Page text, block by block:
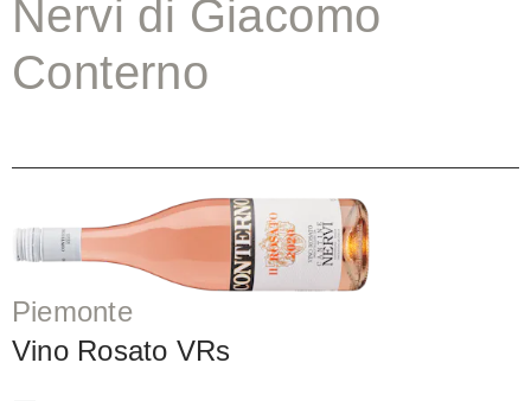
Nervi di Giacomo
Conterno
Piemonte
Vino Rosato VRs